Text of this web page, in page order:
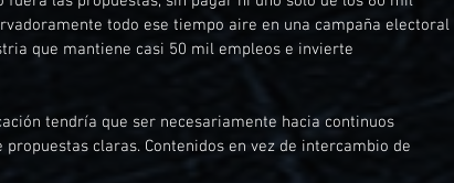
todo ese tiempo aire en una campaña electoral
que mantiene casi 50 mil empleos e invierte
tendría que ser necesariamente hacia continuos
claras. Contenidos en vez de intercambio de